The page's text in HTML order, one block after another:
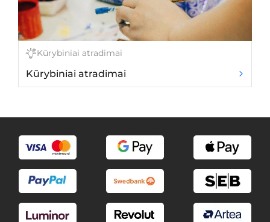
Kūrybiniai atradimai
Kūrybiniai atradimai